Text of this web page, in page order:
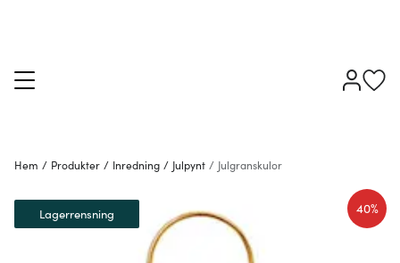
Hem / Produkter / Inredning / Julpynt / Julgranskulor
40%
Lagerrensning